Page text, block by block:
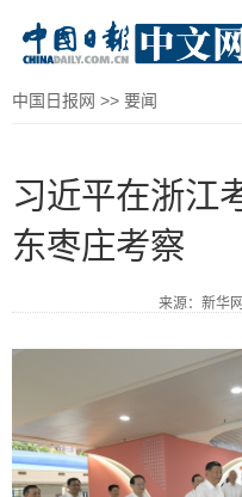
中国日报网 >> 要闻
习近平在浙江
东枣庄考察
来源：新华